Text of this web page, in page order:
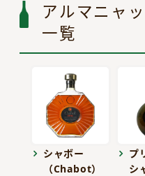
アルマニャ
一覧
シャボー
（Chabot）
プ
シ